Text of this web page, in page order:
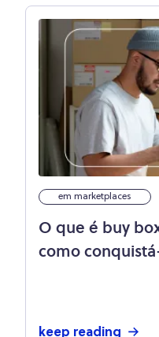
em marketplaces
O que é buy
como
keep reading